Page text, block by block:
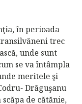
în perioada
trec
unde sunt
se va întâmpla
meritele şi
Drăguşanu
de cătănie,